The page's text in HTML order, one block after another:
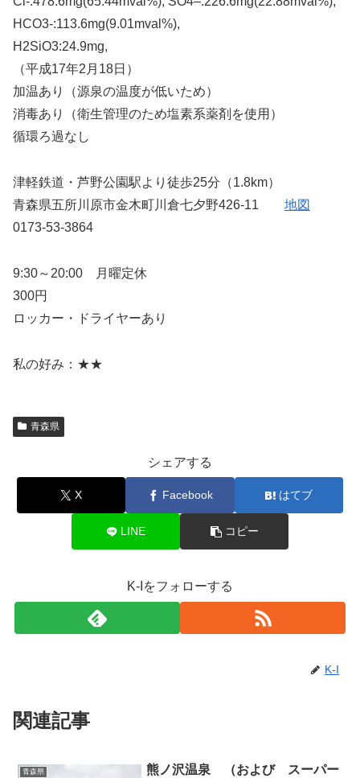
HCO3-:113.6mg(9.01mval%),
H2SiO3:24.9mg,
（平成17年2月18日）
加温あり（源泉の温度が低いため）
消毒あり（衛生管理のため塩素系薬剤を使用）
循環ろ過なし
津軽鉄道・芦野公園駅より徒歩25分（1.8km）
青森県五所川原市金木町川倉七夕野426-11 地図
0173-53-3864
9:30～20:00 月曜定休
300円
ロッカー・ドライヤーあり
私の好み：★★
青森県
シェアする
X Facebook はてブ
LINE コピー
K-Iをフォローする
K-I
関連記事
青森県
熊ノ沢温泉 （および スーパー